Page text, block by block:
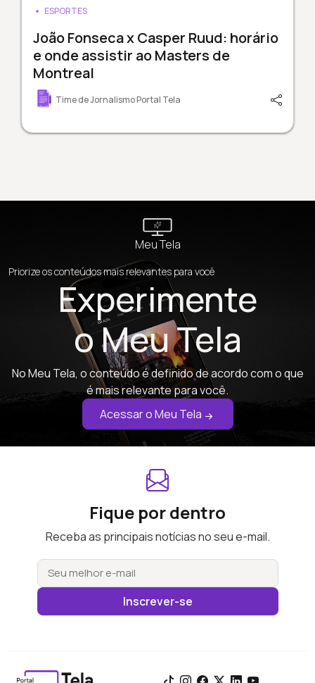
ESPORTES
João Fonseca x Casper Ruud: horário
e onde assistir ao Masters de
Montreal
Time de Jornalismo Portal Tela
Meu Tela
Priorize os conteúdos mais relevantes para você
Experimente
o Meu Tela
No Meu Tela, o conteúdo é definido de acordo com o que
é mais relevante para você.
Acessar o Meu Tela
Fique por dentro
Receba as principais notícias no seu e-mail.
Inscrever-se